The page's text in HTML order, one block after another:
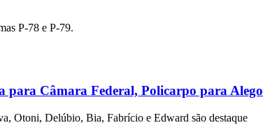
P-78 e P-79.
para Câmara Federal, Policarpo para Alego
Otoni, Delúbio, Bia, Fabrício e Edward são destaque